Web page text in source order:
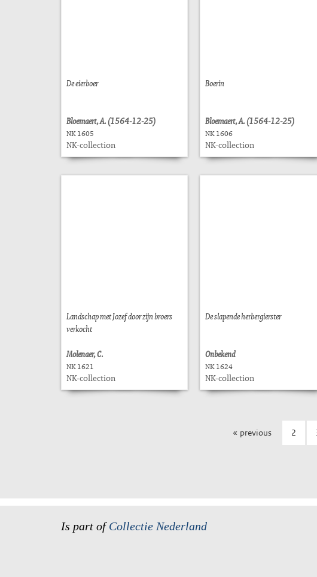
De eierboer
Bloemaert, A. (1564-12-25)
NK 1605
NK-collection
Boerin
Bloemaert, A. (1564-12-25)
NK 1606
NK-collection
Landschap met Jozef door zijn broers
verkocht
Molenaer, C.
NK 1621
NK-collection
De slapende herbergierster
Onbekend
NK 1624
NK-collection
« previous 2
Is part ofCollectie Nederland